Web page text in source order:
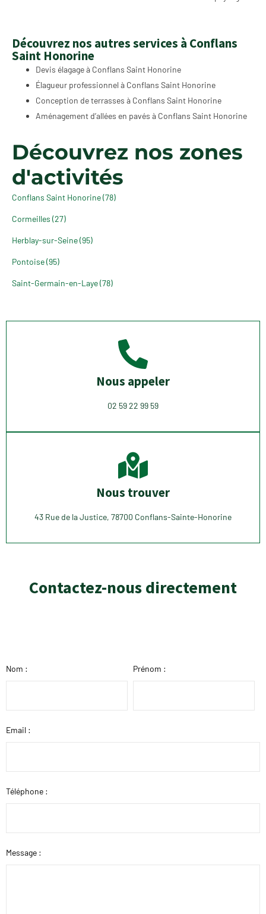
Découvrez nos autres services à Conflans
Saint Honorine
Devis élagage à Conflans Saint Honorine
Élagueur professionnel à Conflans Saint Honorine
Conception de terrasses à Conflans Saint Honorine
Aménagement d’allées en pavés à Conflans Saint Honorine
Découvrez nos zones
d'activités
Conflans Saint Honorine (78)
Cormeilles (27)
Herblay-sur-Seine (95)
Pontoise (95)
Saint-Germain-en-Laye (78)
Nous appeler
02 59 22 99 59
Nous trouver
43 Rue de la Justice, 78700 Conflans-Sainte-Honorine
Contactez-nous directement
Nom : Prénom :
Email :
Téléphone :
Message :